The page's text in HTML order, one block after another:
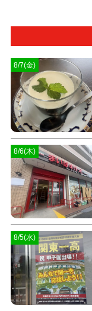
8/7(金)
8/6(木)
8/5(水)